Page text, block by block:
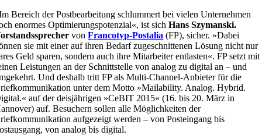
Bereich der Postbearbeitung schlummert bei vielen Unternehmen
enormes Optimierungspotenzial«, ist sichHans Szymanski.
vonFrancotyp-Postalia (FP), sicher. »Dabei
sie mit einer auf ihren Bedarf zugeschnittenen Lösung nicht nur
Geld sparen, sondern auch ihre Mitarbeiter entlasten«. FP setzt mit
Leistungen an der Schnittstelle von analog zu digital an – und
Und deshalb tritt FP als Multi-Channel-Anbieter für die
unter dem Motto »Mailability. Analog. Hybrid.
auf der deisjährigen »CeBIT 2015« (16. bis 20. März in
auf. Besuchern sollen alle Möglichkeiten der
aufgezeigt werden – von Posteingang bis
von analog bis digital.